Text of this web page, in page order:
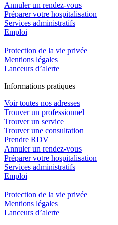
Annuler un rendez-vous
Préparer votre hospitalisation
Services administratifs
Emploi​
Protection de la vie privée
Mentions légales
Lanceurs d’alerte
Informations pratiques
Voir toutes nos adresses
Trouver un professionnel
Trouver un service
Trouver une consultation
Prendre RDV
Annuler un rendez-vous
Préparer votre hospitalisation
Services administratifs
Emploi​
Protection de la vie privée
Mentions légales
Lanceurs d’alerte